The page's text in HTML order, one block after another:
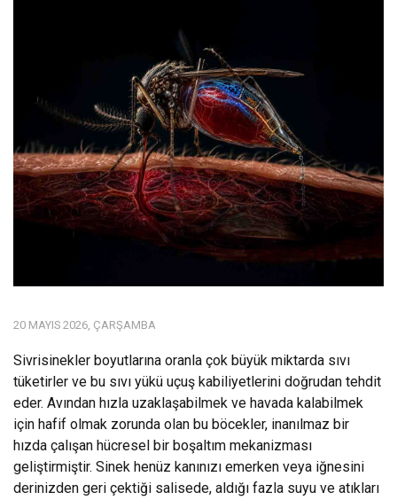
20 MAYIS 2026, ÇARŞAMBA
Sivrisinekler boyutlarına oranla çok büyük miktarda sıvı
tüketirler ve bu sıvı yükü uçuş kabiliyetlerini doğrudan tehdit
eder. Avından hızla uzaklaşabilmek ve havada kalabilmek
için hafif olmak zorunda olan bu böcekler, inanılmaz bir
hızda çalışan hücresel bir boşaltım mekanizması
geliştirmiştir. Sinek henüz kanınızı emerken veya iğnesini
derinizden geri çektiği salisede, aldığı fazla suyu ve atıkları